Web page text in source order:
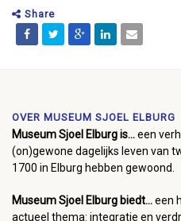
Share
OVER MUSEUM SJOEL ELBURG
Museum Sjoel Elburg is...een
(on)gewone dagelijks leven van
1700 in Elburg hebben gewoond.
Museum Sjoel Elburg biedt...een
actueel thema: integratie en